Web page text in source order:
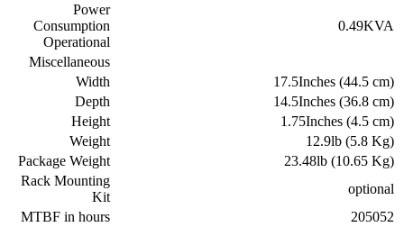
0.49KVA
Power
Consumption
Operational
Miscellaneous
17.5Inches (44.5 cm)
Width
14.5Inches (36.8 cm)
Depth
1.75Inches (4.5 cm)
Height
12.9lb (5.8 Kg)
Weight
23.48lb (10.65 Kg)
Package Weight
optional
Rack Mounting
Kit
205052
MTBF in hours